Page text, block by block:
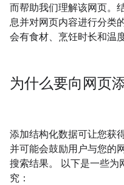
而帮助我们理解该网页。
息并对网页内容进行分类
会有食材、烹饪时长和温
为什么要向网页
添加结构化数据可让您获
并可能会鼓励用户与您的
搜索结果。 以下是一些为
究：